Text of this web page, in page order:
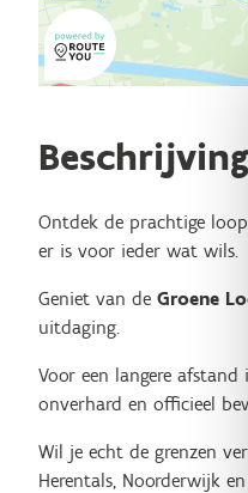
Ontdek de prachtige
er is voor ieder wat wils.
Geniet van de Groene
uitdaging.
Voor een langere afstand
onverhard en officieel
Wil je echt de grenzen
Herentals, Noorderwijk